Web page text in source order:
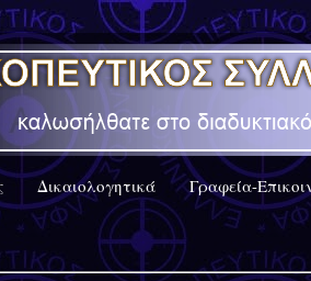
Δικαιολογητικά Γραφεία-